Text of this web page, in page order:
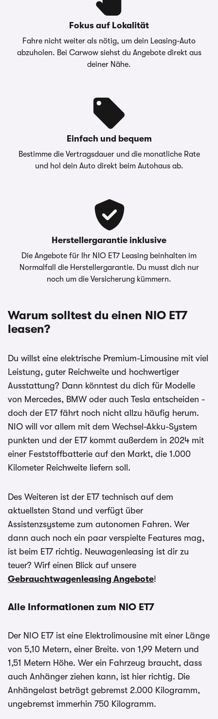
Jährliche Fahrleistung 5.000 km
Santander Consumer Bank
Die oben gezeigte Leasingkalkulation wird von
einem Carwow Partner zur Verfügung gestellt
“Jährliche Fahrleistung” sind anpassbar -
Kontaktieren Sie dazu bitte Ihren
carwow.de ist eine Vergleichsplattform und nicht
der Anbieter der Fahrzeuge. Für ein verbindliches
Angebot kontaktieren Sie bitte direkt den
Händler. Für Zinssätze gilt im Allgemeinen: 2/3
Effektiv- und Sollzinssatz. Bonität vorausgesetzt.
Bei förderfähigen Plug-In Hybrid & Elektroautos
Fokus auf Lokalität
Fahre nicht weiter als nötig, um dein Leasing-Auto
abzuholen. Bei Carwow siehst du Angebote direkt aus
deiner Nähe.
Einfach und bequem
Bestimme die Vertragsdauer und die monatliche Rate
und hol dein Auto direkt beim Autohaus ab.
Herstellergarantie inklusive
Die Angebote für Ihr NIO ET7 Leasing beinhalten im
Normalfall die Herstellergarantie. Du musst dich nur
noch um die Versicherung kümmern.
Warum solltest du einen NIO ET7
leasen?
Du willst eine elektrische Premium-Limousine mit viel
Leistung, guter Reichweite und hochwertiger
Ausstattung? Dann könntest du dich für Modelle
von Mercedes, BMW oder auch Tesla entscheiden -
doch der ET7 fährt noch nicht allzu häufig herum.
NIO will vor allem mit dem Wechsel-Akku-System
punkten und der ET7 kommt außerdem in 2024 mit
einer Feststoffbatterie auf den Markt, die 1.000
Kilometer Reichweite liefern soll.
Des Weiteren ist der ET7 technisch auf dem
aktuellsten Stand und verfügt über
Assistenzsysteme zum autonomen Fahren. Wer
dann auch noch ein paar verspielte Features mag,
ist beim ET7 richtig. Neuwagenleasing ist dir zu
teuer? Wirf einen Blick auf unsere
Gebrauchtwagenleasing Angebote!
Alle Informationen zum NIO ET7
Der NIO ET7 ist eine Elektrolimousine mit einer Länge
von 5,10 Metern, einer Breite. von 1,99 Metern und
1,51 Metern Höhe. Wer ein Fahrzeug braucht, dass
auch Anhänger ziehen kann, ist hier richtig. Die
Anhängelast beträgt gebremst 2.000 Kilogramm,
ungebremst immerhin 750 Kilogramm.